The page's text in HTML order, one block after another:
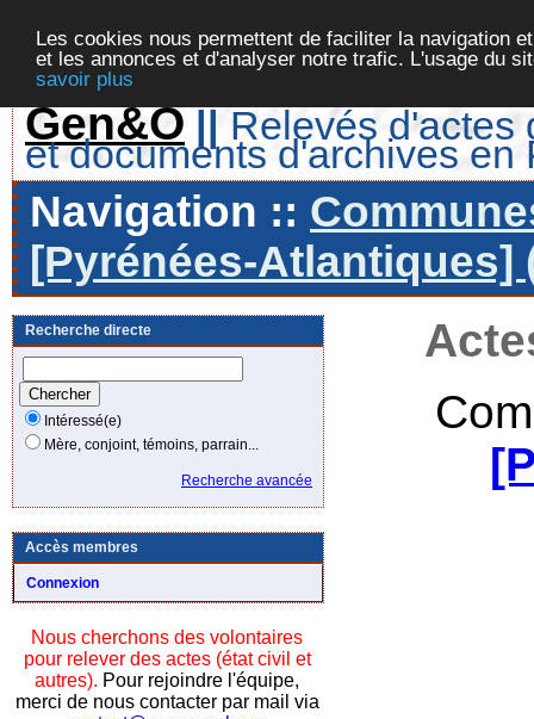
Les cookies nous permettent de faciliter la navigation
et les annonces et d'analyser notre trafic. L'usage du
savoir plus
Gen&O || Relevés d'actes
et documents d'archives en
Navigation ::
[Pyrénées-Atlantiques]
Recherche directe
Intéressé(e)
Mère, conjoint, témoins, parrain...
Recherche avancée
Accès membres
Connexion
Nous cherchons des volontaires
pour relever des actes (état civil et
autres). Pour rejoindre l'équipe,
merci de nous contacter par mail via